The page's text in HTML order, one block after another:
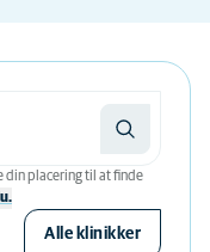
din placering til at finde
Alle klinikker